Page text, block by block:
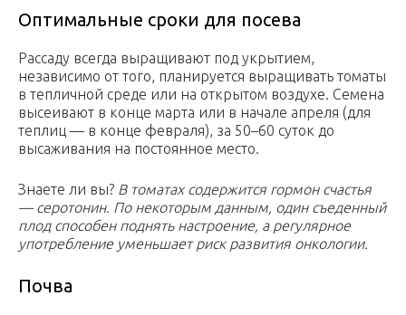
Оптимальные сроки для посева
Рассаду всегда выращивают под укрытием,
независимо от того, планируется выращивать томаты
в тепличной среде или на открытом воздухе. Семена
высеивают в конце марта или в начале апреля (для
теплиц — в конце февраля), за 50–60 суток до
высаживания на постоянное место.
Знаете ли вы? В томатах содержится гормон счастья
— серотонин. По некоторым данным, один съеденный
плод способен поднять настроение, а регулярное
употребление уменьшает риск развития онкологии.
Почва